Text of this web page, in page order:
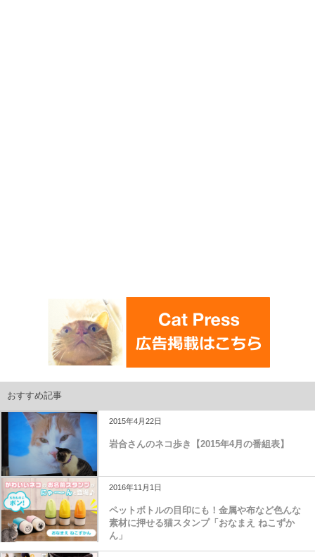
おすすめ記事
2015年4月22日
岩合さんのネコ歩き【2015年4月の番組表】
2016年11月1日
ペットボトルの目印にも！金属や布など色んな
素材に押せる猫スタンプ「おなまえ ねこずか
ん」